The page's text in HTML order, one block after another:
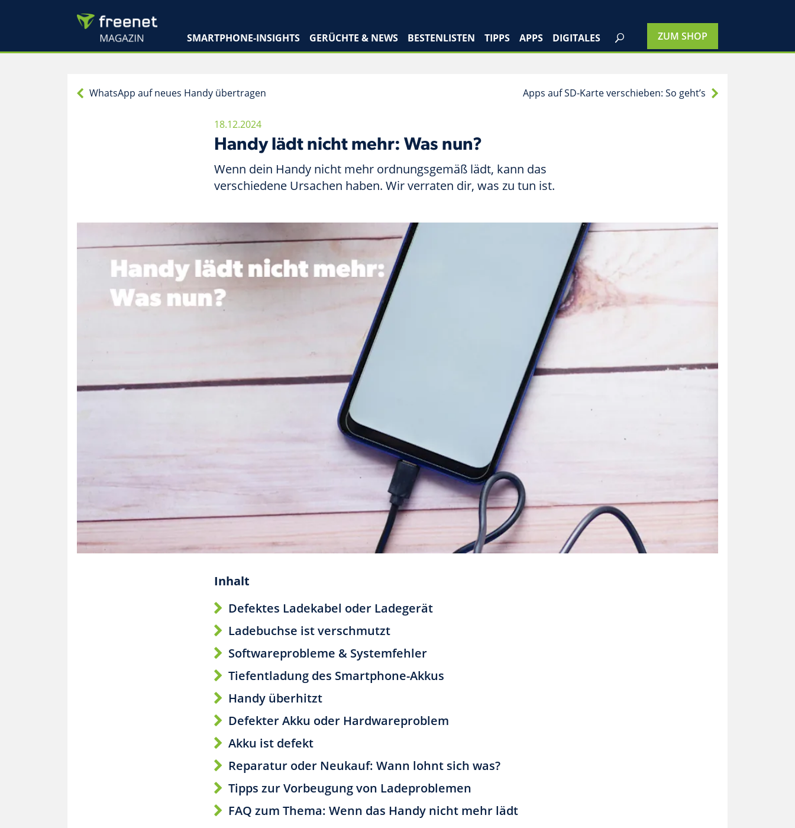
SMARTPHONE-INSIGHTS GERÜCHTE & NEWS BESTENLISTEN TIPPS APPS DIGITALES
WhatsApp auf neues Handy übertragen Apps auf SD-Karte verschieben: So geht’s
18.12.2024
Handy lädt nicht mehr: Was nun?
Wenn dein Handy nicht mehr ordnungsgemäß lädt, kann das
verschiedene Ursachen haben. Wir verraten dir, was zu tun ist.
Inhalt
Defektes Ladekabel oder Ladegerät
Ladebuchse ist verschmutzt
Softwareprobleme & Systemfehler
Tiefentladung des Smartphone-Akkus
Handy überhitzt
Defekter Akku oder Hardwareproblem
Akku ist defekt
Reparatur oder Neukauf: Wann lohnt sich was?
Tipps zur Vorbeugung von Ladeproblemen
FAQ zum Thema: Wenn das Handy nicht mehr lädt